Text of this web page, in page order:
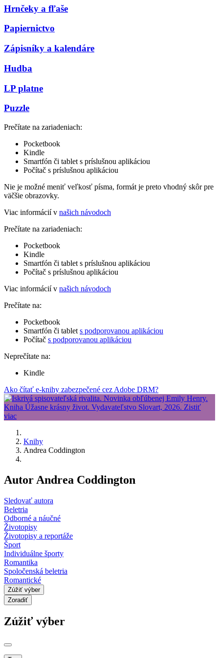
Hrnčeky a fľaše
Papiernictvo
Zápisníky a kalendáre
Hudba
LP platne
Puzzle
Prečítate na zariadeniach:
Pocketbook
Kindle
Smartfón či tablet s príslušnou aplikáciou
Počítač s príslušnou aplikáciou
Nie je možné meniť veľkosť písma, formát je preto vhodný skôr pre
väčšie obrazovky.
Viac informácií v našich návodoch
Prečítate na zariadeniach:
Pocketbook
Kindle
Smartfón či tablet s príslušnou aplikáciou
Počítač s príslušnou aplikáciou
Viac informácií v našich návodoch
Prečítate na:
Pocketbook
Smartfón či tablet s podporovanou aplikáciou
Počítač s podporovanou aplikáciou
Neprečítate na:
Kindle
Ako čítať e-knihy zabezpečené cez Adobe DRM?
Knihy
Andrea Coddington
Autor Andrea Coddington
Sledovať autora
Beletria
Odborné a náučné
Životopisy
Životopisy a reportáže
Šport
Individuálne športy
Romantika
Spoločenská beletria
Romantické
Zúžiť výber
Zoradiť
Zúžiť výber